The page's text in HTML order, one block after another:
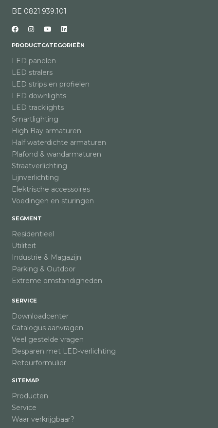
BE 0821.939.101
PRODUCTCATEGORIEËN
LED panelen
LED stralers
LED strips en profielen
LED downlights
LED tracklights
Smartlighting
High Bay armaturen
Half waterdichte armaturen
Plafond & wandarmaturen
Straatverlichting
Lijnverlichting
Elektrische accessoires
Voedingen en sturingen
SEGMENT
Residentieel
Utiliteit
Industrie & Magazijn
Parking & Outdoor
Extreme omstandigheden
SERVICE
Downloadcenter
Catalogus aanvragen
Veel gestelde vragen
Besparen met LED-verlichting
Retourformulier
SITEMAP
Producten
Service
Waar verkrijgbaar?